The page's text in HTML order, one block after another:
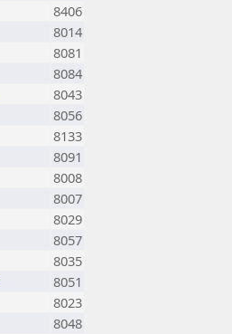
8406
8014
8081
8084
8043
8056
8133
8091
8008
8007
8029
8057
8035
8051
8023
8048